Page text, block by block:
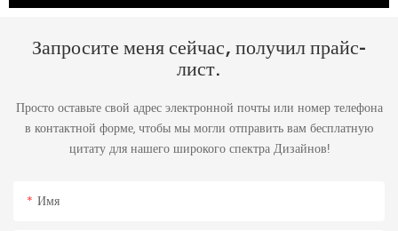
Запросите меня сейчас, получил прайс-
лист.
Просто оставьте свой адрес электронной почты или номер телефона
в контактной форме, чтобы мы могли отправить вам бесплатную
цитату для нашего широкого спектра Дизайнов!
Имя